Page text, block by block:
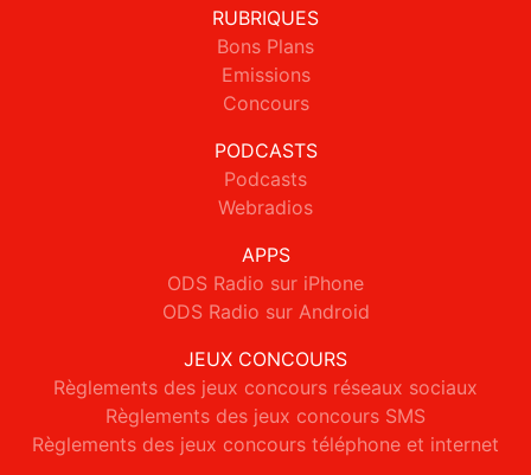
RUBRIQUES
Bons Plans
Emissions
Concours
PODCASTS
Podcasts
Webradios
APPS
ODS Radio sur iPhone
ODS Radio sur Android
JEUX CONCOURS
Règlements des jeux concours réseaux sociaux
Règlements des jeux concours SMS
Règlements des jeux concours téléphone et internet